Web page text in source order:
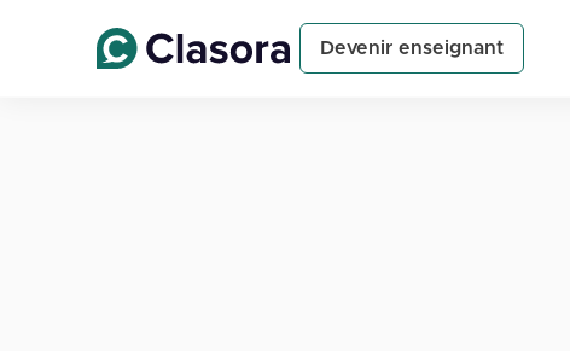
Devenir enseignant